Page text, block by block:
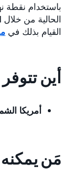
القيام بذلك في
أين
أمريكا
مَن